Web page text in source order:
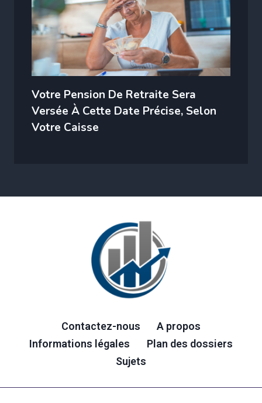
Votre Pension De Retraite Sera
Versée À Cette Date Précise, Selon
Votre Caisse
Contactez-nous
A propos
Informations légales
Plan des dossiers
Sujets